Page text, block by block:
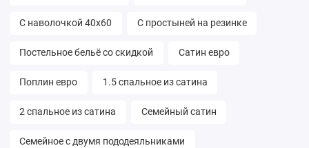
С наволочкой 40х60 С простыней на резинке
Постельное бельё со скидкой Сатин евро
Поплин евро 1.5 спальное из сатина
2 спальное из сатина Семейный сатин
Семейное с двумя пододеяльниками